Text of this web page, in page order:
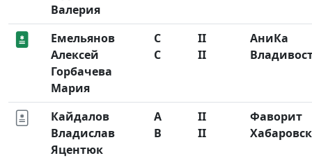
Валерия
Емельянов
Алексей
Горбачева
Мария
C
C
II
II
АниКа
Кайдалов
Владислав
Яцентюк
A
B
II
II
Фаворит
Хабаровск